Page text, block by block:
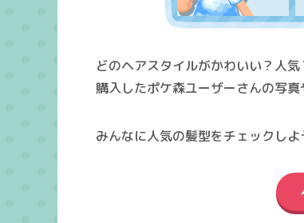
どのヘアスタイルがかわいい？人
購入したポケ森ユーザーさんの写
みんなに人気の髪型をチェックしよ